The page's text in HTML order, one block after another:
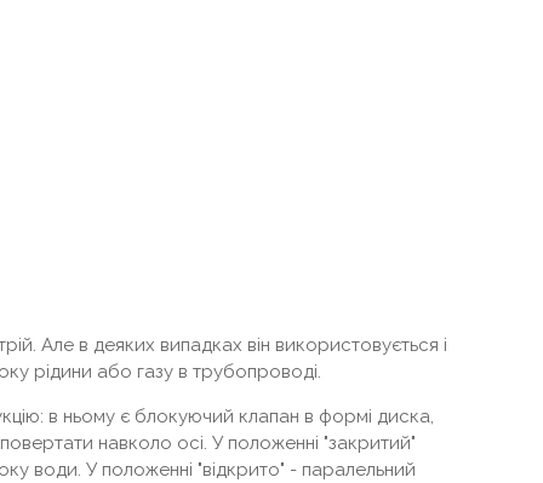
Але в деяких випадках він використовується і
рідини або газу в трубопроводі.
в ньому є блокуючий клапан в формі диска,
навколо осі. У положенні "закритий"
води. У положенні "відкрито" - паралельний